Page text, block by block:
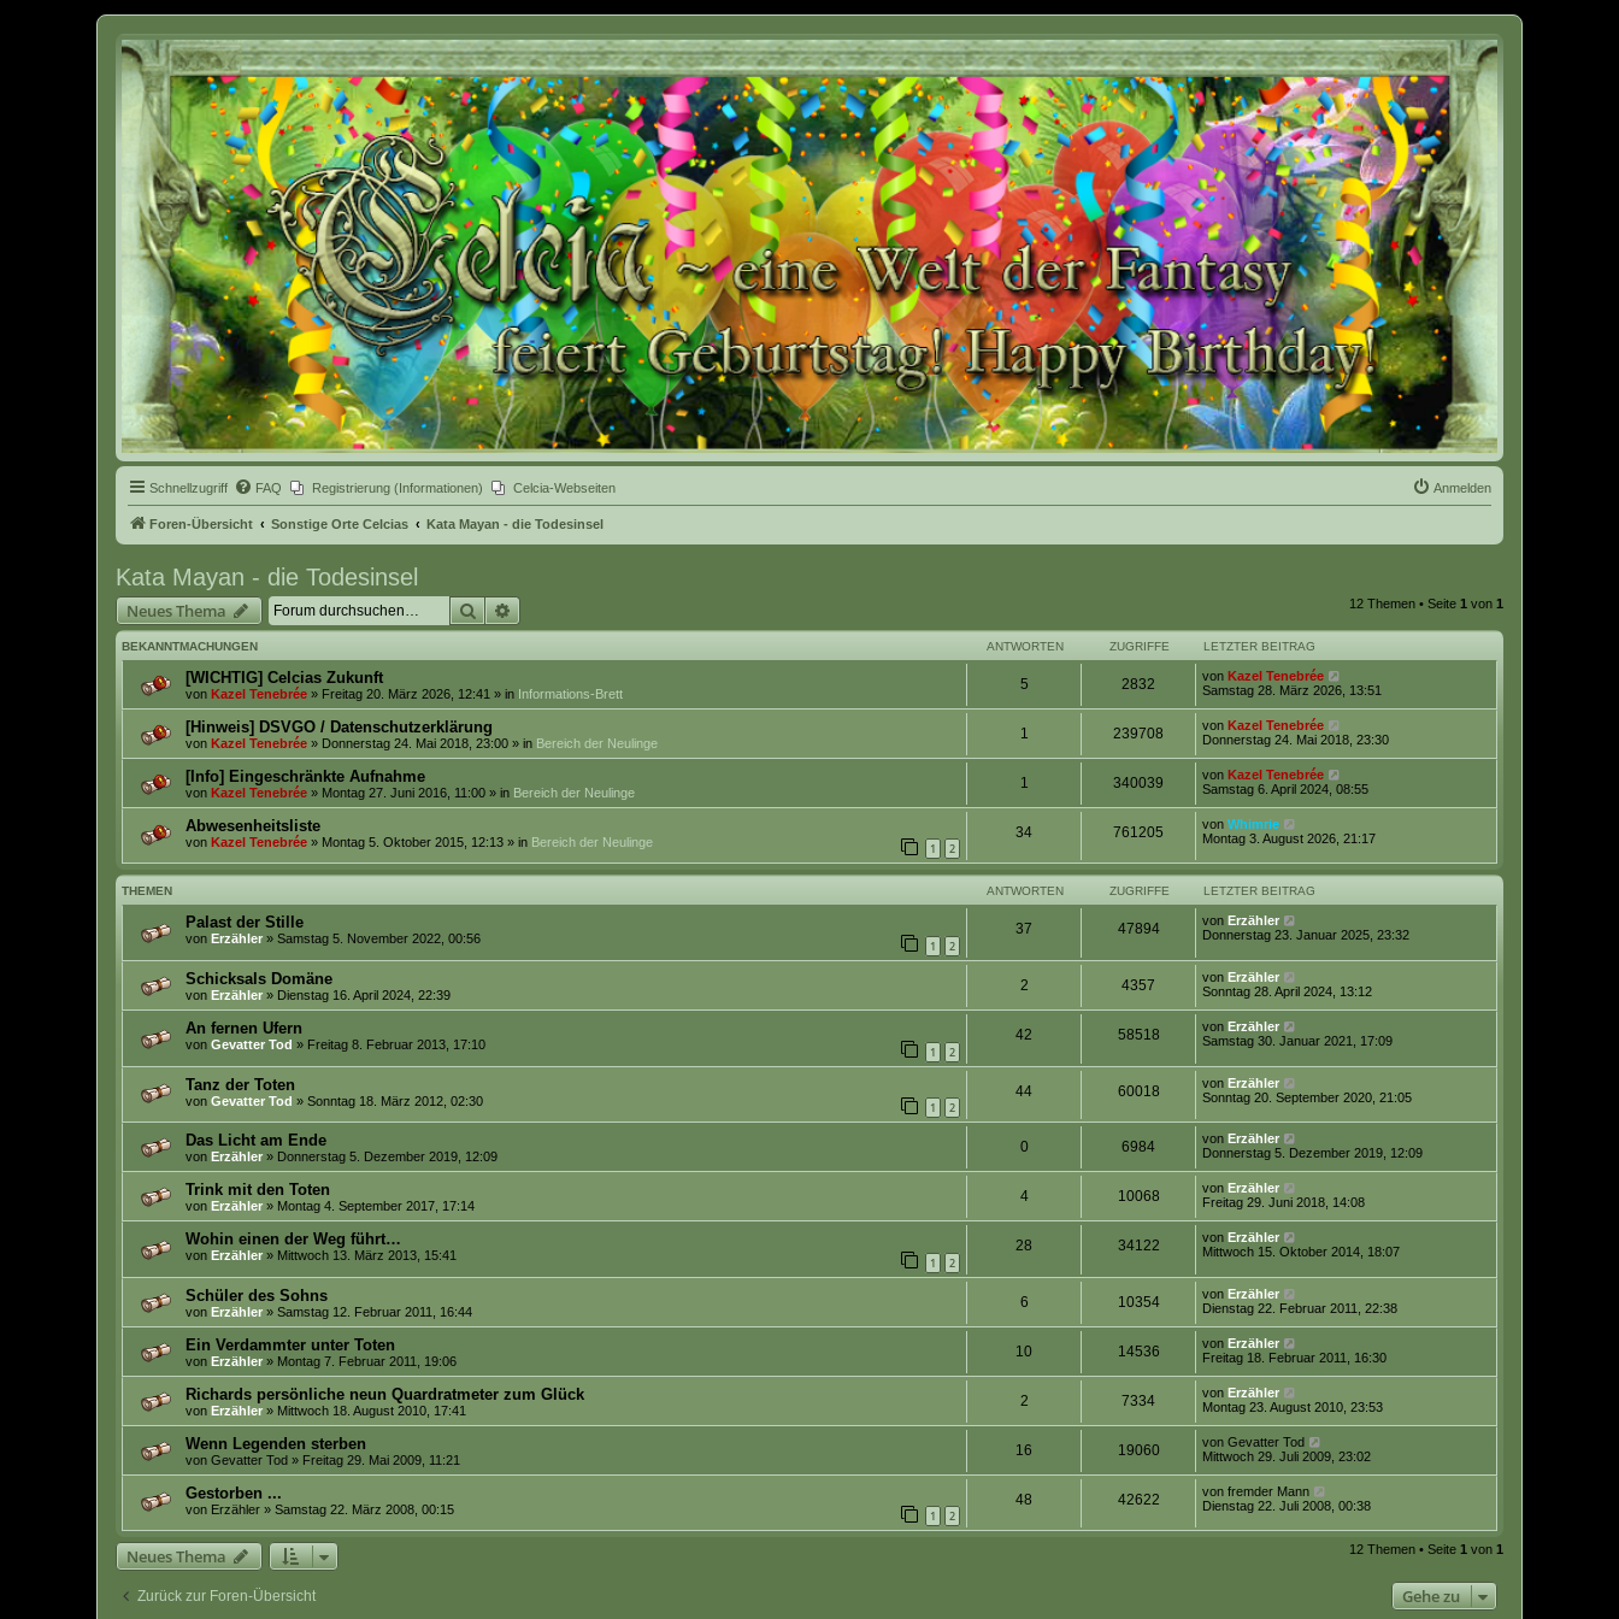
Celcia - eine Welt der Fantasy
Schnellzugriff FAQ Registrierung (Informationen) Celcia-Webseiten Anmelden
Foren-Übersicht Sonstige Orte Celcias Kata Mayan - die Todesinsel
Kata Mayan - die Todesinsel
Neues Thema SucheErweiterte Suche 12 Themen • Seite 1 von 1
BEKANNTMACHUNGEN ANTWORTEN ZUGRIFFE LETZTER BEITRAG
[WICHTIG] Celcias Zukunft
von Kazel Tenebrée » Freitag 20. März 2026, 12:41 » in Informations-Brett
5 2832 von Kazel Tenebrée
Samstag 28. März 2026, 13:51
[Hinweis] DSVGO / Datenschutzerklärung
von Kazel Tenebrée » Donnerstag 24. Mai 2018, 23:00 » in Bereich der Neulinge
1 239708 von Kazel Tenebrée
Donnerstag 24. Mai 2018, 23:30
[Info] Eingeschränkte Aufnahme
von Kazel Tenebrée » Montag 27. Juni 2016, 11:00 » in Bereich der Neulinge
1 340039 von Kazel Tenebrée
Samstag 6. April 2024, 08:55
Abwesenheitsliste
von Kazel Tenebrée » Montag 5. Oktober 2015, 12:13 » in Bereich der Neulinge 1 2
34 761205 von Whimrie
Montag 3. August 2026, 21:17
THEMEN ANTWORTEN ZUGRIFFE LETZTER BEITRAG
Palast der Stille
von Erzähler » Samstag 5. November 2022, 00:56 1 2
37 47894 von Erzähler
Donnerstag 23. Januar 2025, 23:32
Schicksals Domäne
von Erzähler » Dienstag 16. April 2024, 22:39
2 4357 von Erzähler
Sonntag 28. April 2024, 13:12
An fernen Ufern
von Gevatter Tod » Freitag 8. Februar 2013, 17:10 1 2
42 58518 von Erzähler
Samstag 30. Januar 2021, 17:09
Tanz der Toten
von Gevatter Tod » Sonntag 18. März 2012, 02:30 1 2
44 60018 von Erzähler
Sonntag 20. September 2020, 21:05
Das Licht am Ende
von Erzähler » Donnerstag 5. Dezember 2019, 12:09
0 6984 von Erzähler
Donnerstag 5. Dezember 2019, 12:09
Trink mit den Toten
von Erzähler » Montag 4. September 2017, 17:14
4 10068 von Erzähler
Freitag 29. Juni 2018, 14:08
Wohin einen der Weg führt…
von Erzähler » Mittwoch 13. März 2013, 15:41 1 2
28 34122 von Erzähler
Mittwoch 15. Oktober 2014, 18:07
Schüler des Sohns
von Erzähler » Samstag 12. Februar 2011, 16:44
6 10354 von Erzähler
Dienstag 22. Februar 2011, 22:38
Ein Verdammter unter Toten
von Erzähler » Montag 7. Februar 2011, 19:06
10 14536 von Erzähler
Freitag 18. Februar 2011, 16:30
Richards persönliche neun Quardratmeter zum Glück
von Erzähler » Mittwoch 18. August 2010, 17:41
2 7334 von Erzähler
Montag 23. August 2010, 23:53
Wenn Legenden sterben
von Gevatter Tod » Freitag 29. Mai 2009, 11:21
16 19060 von Gevatter Tod
Mittwoch 29. Juli 2009, 23:02
Gestorben ...
von Erzähler » Samstag 22. März 2008, 00:15 1 2
48 42622 von fremder Mann
Dienstag 22. Juli 2008, 00:38
Neues Thema 12 Themen • Seite 1 von 1
Zurück zur Foren-Übersicht Gehe zu